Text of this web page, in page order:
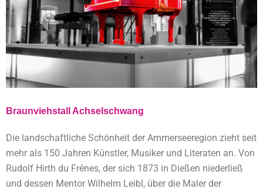
Braunviehstall Achselschwang
Die landschaftliche Schönheit der Ammerseeregion zieht seit
mehr als 150 Jahren Künstler, Musiker und Literaten an. Von
Rudolf Hirth du Frênes, der sich 1873 in Dießen niederließ
und dessen Mentor Wilhelm Leibl, über die Maler der